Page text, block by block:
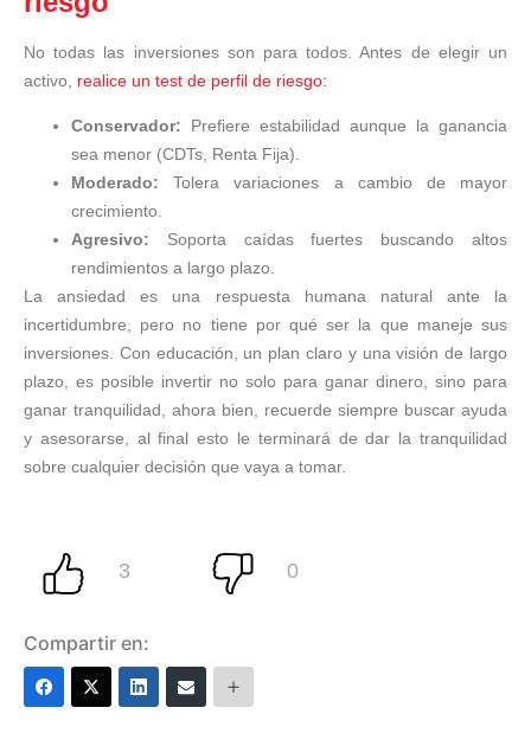
No todas las inversiones son para todos. Antes de elegir un
activo,
realice un test de perfil de riesgo:
Conservador: Prefiere estabilidad aunque la ganancia
sea menor (CDTs, Renta Fija).
Moderado: Tolera variaciones a cambio de mayor
crecimiento.
Agresivo: Soporta caídas fuertes buscando altos
rendimientos a largo plazo.
La ansiedad es una respuesta humana natural ante la
incertidumbre, pero no tiene por qué ser la que maneje sus
inversiones. Con educación, un plan claro y una visión de largo
plazo, es posible invertir no solo para ganar dinero, sino para
ganar tranquilidad, ahora bien, recuerde siempre buscar ayuda
y asesorarse, al final esto le terminará de dar la tranquilidad
sobre cualquier decisión que vaya a tomar.
Compartir en: